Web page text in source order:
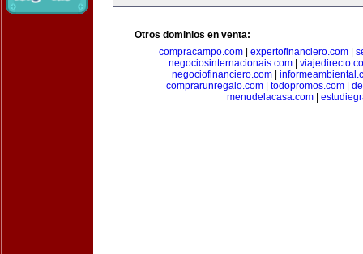
Otros dominios en venta:
compracampo.com| expertofinanciero.com|
negociosinternacionais.com
negociofinanciero.com
comprarunregalo.com| todopromos.com|
menudelacasa.com